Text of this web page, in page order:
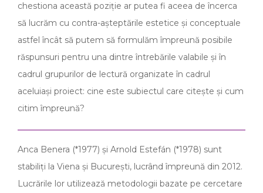
chestiona această poziție ar putea fi aceea de încerca
să lucrăm cu contra-așteptările estetice și conceptuale
astfel încât să putem să formulăm împreună posibile
răspunsuri pentru una dintre întrebările valabile și în
cadrul grupurilor de lectură organizate în cadrul
aceluiași proiect: cine este subiectul care citește și cum
citim împreună?
Anca Benera (*1977) și Arnold Estefán (*1978) sunt
stabiliți la Viena și București, lucrând împreună din 2012.
Lucrările lor utilizează metodologii bazate pe cercetare